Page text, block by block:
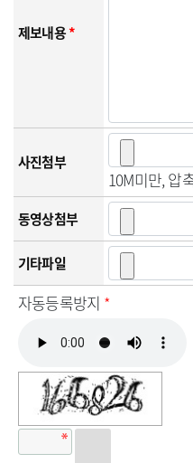
제보내용*
사진첨부
10M미만, 압
동영상첨부
기타파일
자동등록방지 *